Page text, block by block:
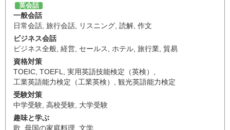
英会話
一般会話
日常会話 旅行会話 リスニング 読解 作文
ビジネス会話
ビジネス全般 経営 セールス ホテル 旅行業 貿易
資格対策
TOEIC TOEFL 実用英語技能検定（英検）
工業英語能力検定（工業英検）
観光英語能力検定
受験対策
中学受験 高校受験 大学受験
趣味と学ぶ
歌 母国の家庭料理 文学